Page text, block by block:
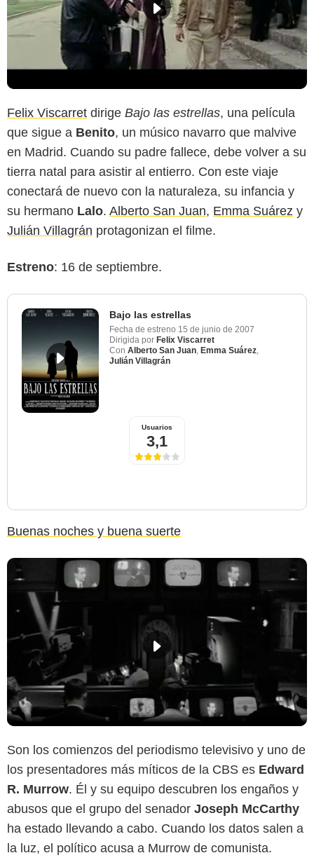
Felix Viscarret dirige Bajo las estrellas, una película
que sigue a Benito, un músico navarro que malvive
en Madrid. Cuando su padre fallece, debe volver a su
tierra natal para asistir al entierro. Con este viaje
conectará de nuevo con la naturaleza, su infancia y
su hermano Lalo. Alberto San Juan, Emma Suárez y
Julián Villagrán protagonizan el filme.
Estreno: 16 de septiembre.
Bajo las estrellas
Fecha de estreno 15 de junio de 2007
Dirigida por Felix Viscarret
Con Alberto San Juan Emma Suárez
Julián Villagrán
Usuarios
3,1
Buenas noches y buena suerte
Son los comienzos del periodismo televisivo y uno de
los presentadores más míticos de la CBS es Edward
R. Murrow. Él y su equipo descubren los engaños y
abusos que el grupo del senador Joseph McCarthy
ha estado llevando a cabo. Cuando los datos salen a
la luz, el político acusa a Murrow de comunista.